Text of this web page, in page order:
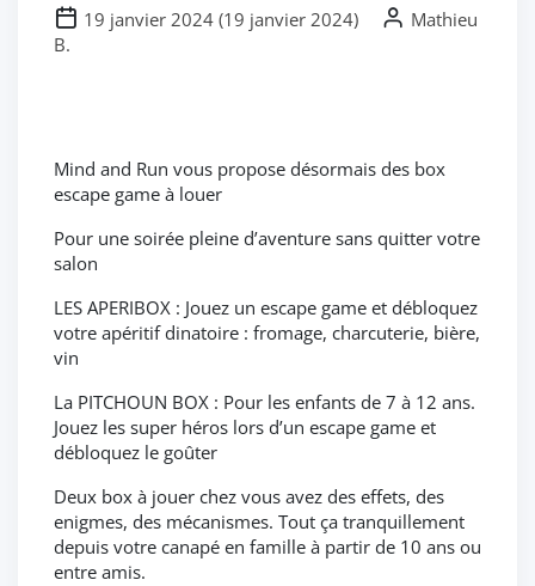
19 janvier 2024 (19 janvier 2024)
Mathieu
B.
Mind and Run vous propose désormais des box
escape game à louer
Pour une soirée pleine d’aventure sans quitter votre
salon
LES APERIBOX : Jouez un escape game et débloquez
votre apéritif dinatoire : fromage, charcuterie, bière,
vin
La PITCHOUN BOX : Pour les enfants de 7 à 12 ans.
Jouez les super héros lors d’un escape game et
débloquez le goûter
Deux box à jouer chez vous avez des effets, des
enigmes, des mécanismes. Tout ça tranquillement
depuis votre canapé en famille à partir de 10 ans ou
entre amis.